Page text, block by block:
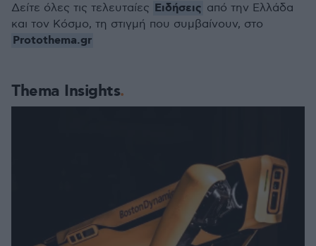
Thema Insights
Δείτε όλες τις τελευταίες Ειδήσεις από την Ελλάδα
και τον Κόσμο, τη στιγμή που συμβαίνουν, στο
Protothema.gr